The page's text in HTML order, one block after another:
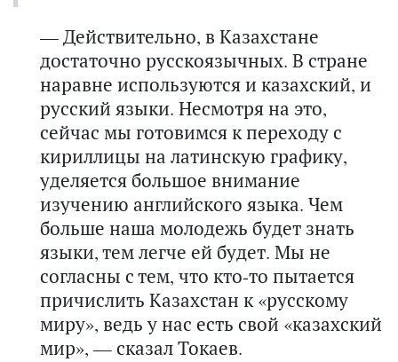
— Действительно, в Казахстане
достаточно русскоязычных. В стране
наравне используются и казахский, и
русский языки. Несмотря на это,
сейчас мы готовимся к переходу с
кириллицы на латинскую графику,
уделяется большое внимание
изучению английского языка. Чем
больше наша молодежь будет знать
языки, тем легче ей будет. Мы не
согласны с тем, что кто-то пытается
причислить Казахстан к «русскому
миру», ведь у нас есть свой «казахский
мир», — сказал Токаев.